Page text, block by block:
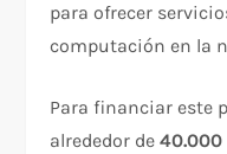
para ofrecer
computación en la
Para financiar este
alrededor de40.000